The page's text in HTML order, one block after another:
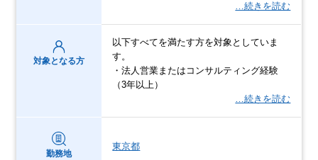
…続きを読む
対象となる方
以下すべてを満たす方を対象としていま
す。
・法人営業またはコンサルティング経験
（3年以上）
…続きを読む
勤務地
東京都